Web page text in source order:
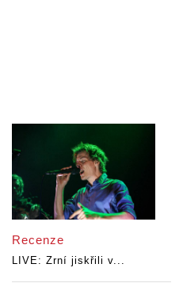
Recenze
LIVE: Zrní jiskřili v...